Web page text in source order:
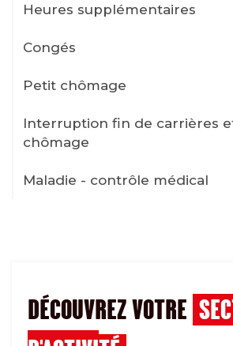
Heures supplémentaires
Congés
Petit chômage
Interruption fin de carrières
chômage
Maladie - contrôle médical
DÉCOUVREZ VOTRE